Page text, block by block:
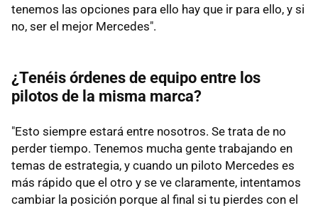
tenemos las opciones para ello hay que ir para ello, y si
no, ser el mejor Mercedes".
¿Tenéis órdenes de equipo entre los
pilotos de la misma marca?
"Esto siempre estará entre nosotros. Se trata de no
perder tiempo. Tenemos mucha gente trabajando en
temas de estrategia, y cuando un piloto Mercedes es
más rápido que el otro y se ve claramente, intentamos
cambiar la posición porque al final si tu pierdes con el